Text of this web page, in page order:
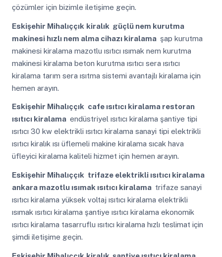
çözümler için bizimle iletişime geçin.
Eskişehir Mihalıççık kiralık güçlü nem kurutma
makinesi hızlı nem alma cihazı kiralama şap kurutma
makinesi kiralama mazotlu ısıtıcı ısımak nem kurutma
makinesi kiralama beton kurutma ısıtıcı sera ısıtıcı
kiralama tarım sera ısıtma sistemi avantajlı kiralama için
hemen arayın.
Eskişehir Mihalıççık cafe ısıtıcı kiralama restoran
ısıtıcı kiralama endüstriyel ısıtıcı kiralama şantiye tipi
ısıtıcı 30 kw elektrikli ısıtıcı kiralama sanayi tipi elektrikli
ısıtıcı kiralık ısı üflemeli makine kiralama sıcak hava
üfleyici kiralama kaliteli hizmet için hemen arayın.
Eskişehir Mihalıççık trifaze elektrikli ısıtıcı kiralama
ankara mazotlu ısımak ısıtıcı kiralama trifaze sanayi
ısıtıcı kiralama yüksek voltaj ısıtıcı kiralama elektrikli
ısımak ısıtıcı kiralama şantiye ısıtıcı kiralama ekonomik
ısıtıcı kiralama tasarruflu ısıtıcı kiralama hızlı teslimat için
şimdi iletişime geçin.